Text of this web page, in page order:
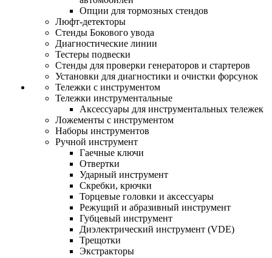
Опции для тормозных стендов
Люфт-детекторы
Стенды Бокового увода
Диагностические линии
Тестеры подвески
Стенды для проверки генераторов и стартеров
Установки для диагностики и очистки форсунок
Тележки с инструментом
Тележки инструментальные
Аксессуары для инструментальных тележек
Ложементы с инструментом
Наборы инструментов
Ручной инструмент
Гаечные ключи
Отвертки
Ударный инструмент
Скребки, крючки
Торцевые головки и аксессуары
Режущий и абразивный инструмент
Губцевый инструмент
Диэлектрический инструмент (VDE)
Трещотки
Экстракторы